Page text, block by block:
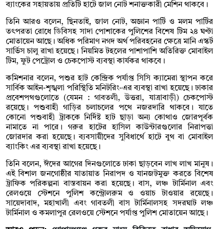
ব্যাংকের সহায়তায় প্রতিটি হাটে জাল নোট শনাক্তকারী মেশিন থাকবে।
তিনি আরও বলেন, ছিনতাই, জাল নোট, অজ্ঞান পার্টি ও মলম পার্টির
তৎপরতা রোধে ডিবিসহ সাদা পোশাকের পুলিশের বিশেষ টিম ২৪ ঘণ্টা
মোতায়েন আছে। অধিক পরিমাণ নগদ অর্থ পরিবহনের ক্ষেত্রে মানি এস্কর্ট
সার্ভিস চালু রাখা হয়েছে। নিয়মিত টহলের পাশাপাশি অতিরিক্ত মোবাইল
টিম, ফুট পেট্রোল ও চেকপোস্ট ব্যবস্থা কার্যকর থাকবে।
কমিশনার বলেন, পশুর হাট কেন্দ্রিক পর্যাপ্ত সিসি ক্যামেরা স্থাপন করে
সার্বিক আইন-শৃঙ্খলা পরিস্থিতি মনিটরিং-এর ব্যবস্থা রাখা হয়েছে। ঢাকার
প্রবেশপথগুলোতে (যেমন : গাবতলী, উত্তরা, যাত্রাবাড়ী) চেকপোস্ট
রয়েছে। পশুবাহী গাড়ির চলাচলের পথে নজরদারি থাকবে। যাতে
কোনো পশুবাহী ট্রাককে নির্দিষ্ট হাট ছাড়া অন্য কোথাও জোরপূর্বক
নামাতে না পারে। গরুর হাটের হাসিল কাউন্টারগুলোর নিরাপত্তা
জোরদার করা হয়েছে। ব্যবসায়ীদের সুবিধার্থে হাটে বুথ বা মোবাইল
ব্যাংকিং এর ব্যবস্থা রাখা হয়েছে।
তিনি বলেন, ঈদের আগের দিনগুলোতে ঢাকা ছাড়বেন লাখ লাখ মানুষ।
এই বিশাল জনগোষ্ঠীর যাতায়াত নিরাপদ ও যানজটমুক্ত করতে বিশেষ
ট্রাফিক পরিকল্পনা বাস্তবায়ন করা হয়েছে। বাস, লঞ্চ টার্মিনাল এবং
রেলওয়ে স্টেশনে পুলিশ কন্ট্রোলরুম ও ওয়াচ টাওয়ার রয়েছে।
সায়েদাবাদ, মহাখালী এবং গাবতলী বাস টার্মিনালসহ সদরঘাট লঞ্চ
টার্মিনাল ও কমলাপুর রেলওয়ে স্টেশনে পর্যাপ্ত পুলিশ মোতায়েন আছে।